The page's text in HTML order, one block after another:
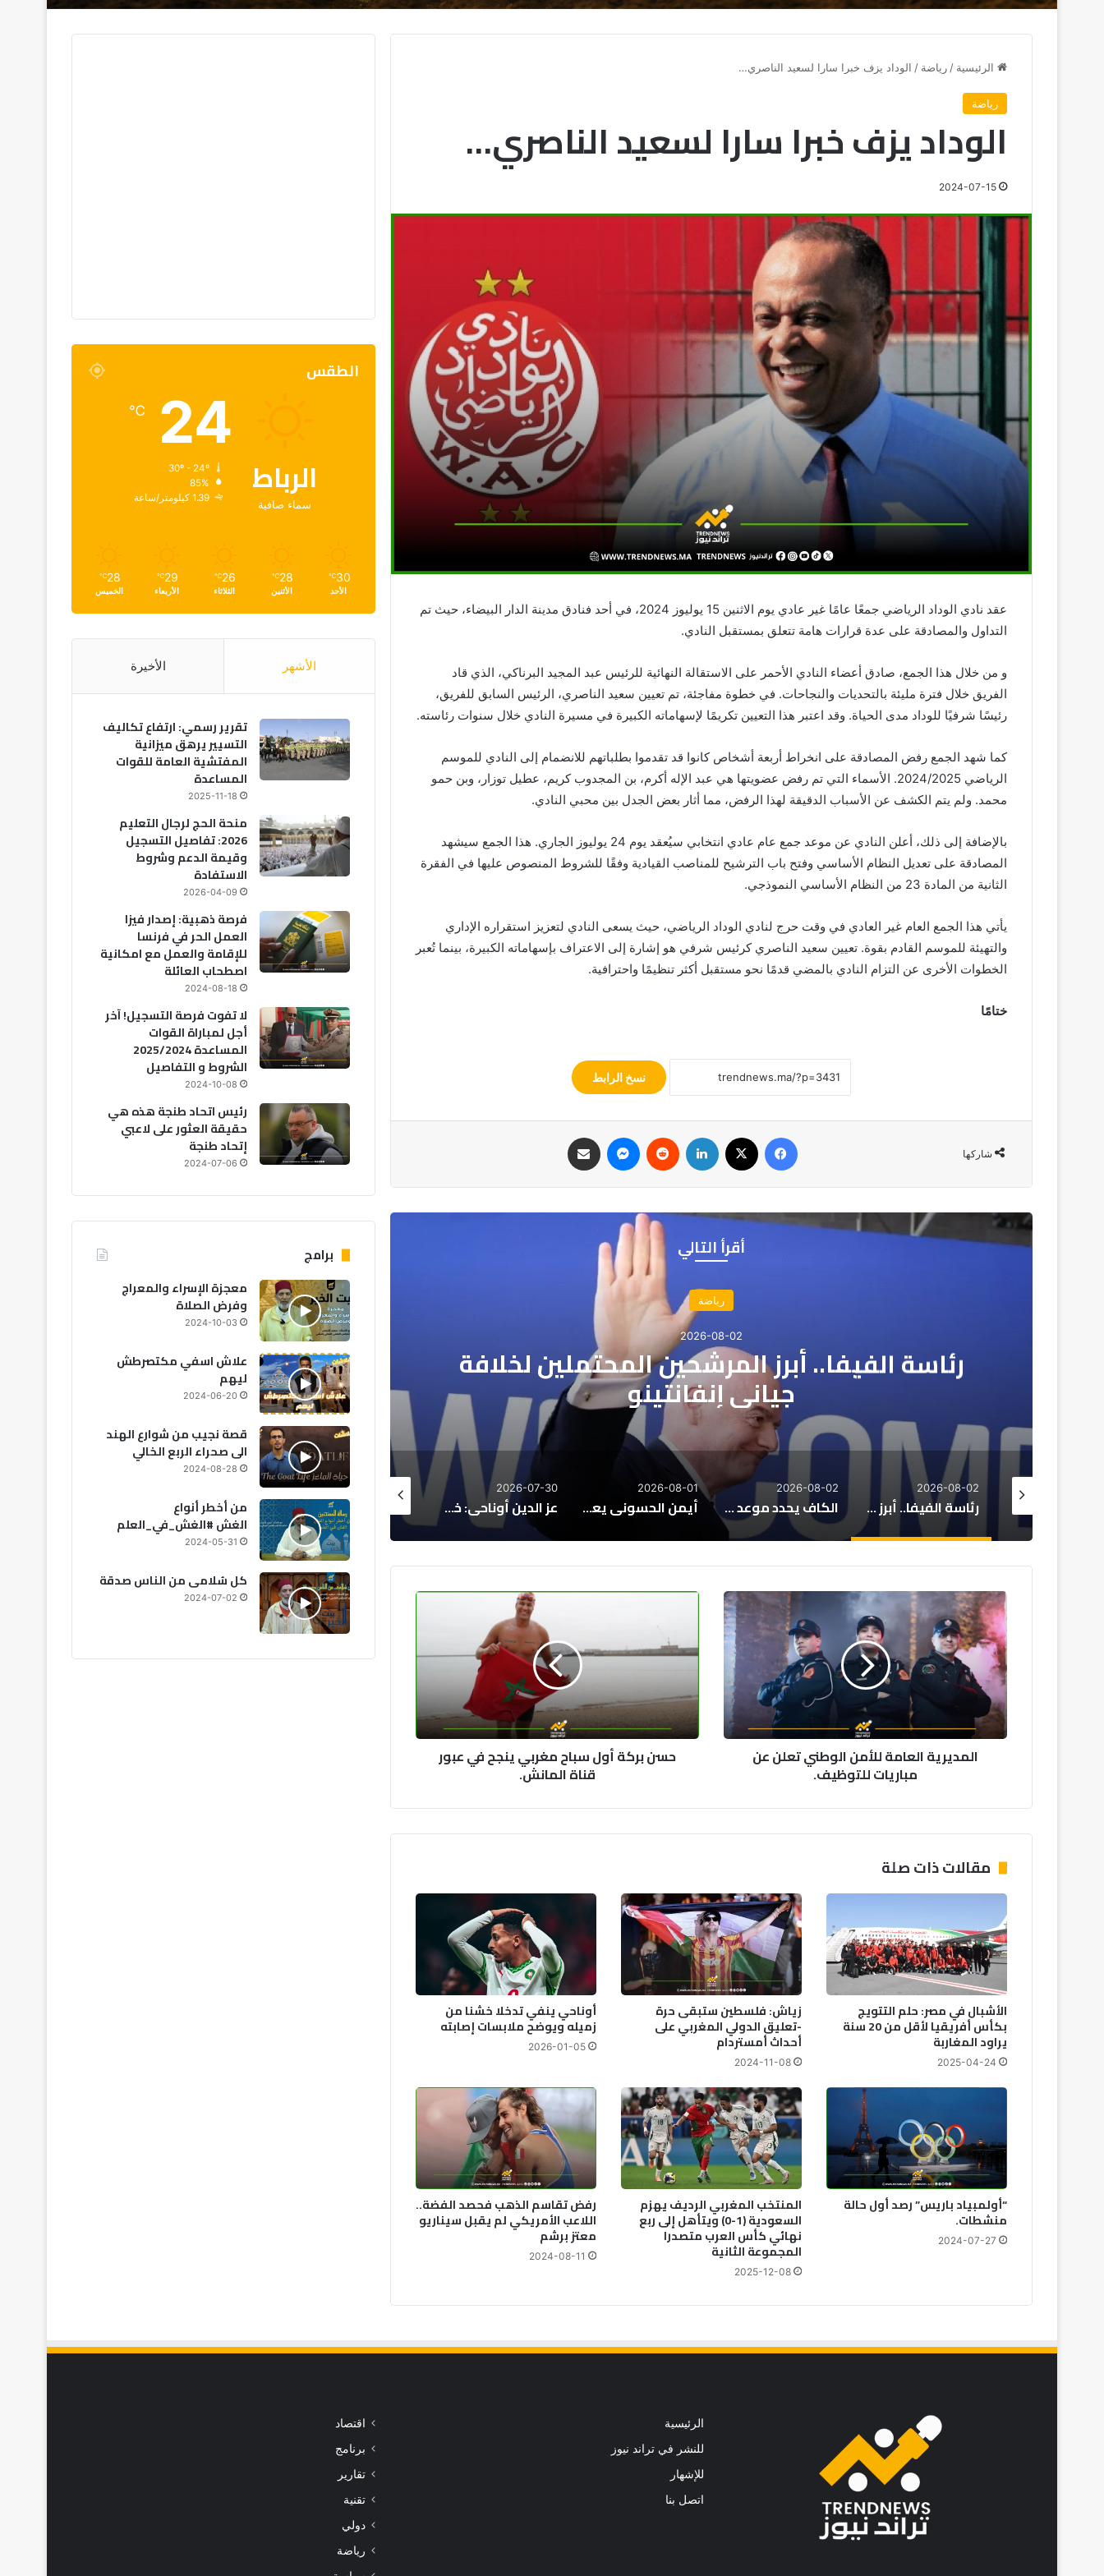
الرئيسية / رياضة / الوداد يزف خبرا سارا لسعيد الناصري…
رياضة
الوداد يزف خبرا سارا لسعيد الناصري…
2024-07-15
عقد نادي الوداد الرياضي جمعًا عامًا غير عادي يوم الاثنين 15 يوليوز 2024، في أحد فنادق مدينة الدار البيضاء، حيث تم
التداول والمصادقة على عدة قرارات هامة تتعلق بمستقبل النادي.
و من خلال هذا الجمع، صادق أعضاء النادي الأحمر على الاستقالة النهائية للرئيس عبد المجيد البرناكي، الذي قاد
الفريق خلال فترة مليئة بالتحديات والنجاحات. في خطوة مفاجئة، تم تعيين سعيد الناصري، الرئيس السابق للفريق،
رئيسًا شرفيًا للوداد مدى الحياة. وقد اعتبر هذا التعيين تكريمًا لإسهاماته الكبيرة في مسيرة النادي خلال سنوات رئاسته.
كما شهد الجمع رفض المصادقة على انخراط أربعة أشخاص كانوا قد تقدموا بطلباتهم للانضمام إلى النادي للموسم
الرياضي 2024/2025. الأسماء التي تم رفض عضويتها هي عبد الإله أكرم، بن المجدوب كريم، عطيل توزار، وبن حمو
محمد. ولم يتم الكشف عن الأسباب الدقيقة لهذا الرفض، مما أثار بعض الجدل بين محبي النادي.
بالإضافة إلى ذلك، أعلن النادي عن موعد جمع عام عادي انتخابي سيُعقد يوم 24 يوليوز الجاري. هذا الجمع سيشهد
المصادقة على تعديل النظام الأساسي وفتح باب الترشيح للمناصب القيادية وفقًا للشروط المنصوص عليها في الفقرة
الثانية من المادة 23 من النظام الأساسي النموذجي.
يأتي هذا الجمع العام غير العادي في وقت حرج لنادي الوداد الرياضي، حيث يسعى النادي لتعزيز استقراره الإداري
والتهيئة للموسم القادم بقوة. تعيين سعيد الناصري كرئيس شرفي هو إشارة إلى الاعتراف بإسهاماته الكبيرة، بينما تُعبر
الخطوات الأخرى عن التزام النادي بالمضي قدمًا نحو مستقبل أكثر تنظيمًا واحترافية.
ختامًا
نسخ الرابط
شاركها
فيسبوك لينكدإن ماسنجر
أقرأ التالي
رياضة
2026-08-02
الكاف يحدد موعد قرعة دوري أبطال إفريقيا وكأس
الكونفدرالية
أيمن الحسوني يعود إلى
رئاسة الفيفا.. أبرز المرشحين المحتملين لخلافة جياني إنفانتينو
2026-08-02
الكاف يحدد موعد قرعة دوري أبطال إفريقيا وكأس الكونفدرالية
2026-08-01
أيمن الحسوني يعود إلى الوداد الرياضي بعقد يمتد لموسم واحد
2026-07-30
عز الدين أوناحي: خطوات أخيرة نحو الاتحاد السعودي
2026-07-28
إنفانتينو يهاجم منتقدي كأس العالم: اتهامات بنشر الكراهية والروايات الزائفة
2026-07-26
المنتخب المغربي للسيدات يحقق فوزًا عريضًا على كينيا في افتتاح كأس أمم إفريقيا
2026-07-26
المديرية
العامة
للأمن
الوطني
تعلن
عن
مباريات
للتوظيف.
المديرية العامة للأمن الوطني تعلن عن
مباريات للتوظيف.
حسن
سباح
مغربي
في
عبور
قناة
المانش.حسن بركة أول سباح مغربي ينجح في عبور
قناة المانش.
مقالات ذات صلة
الأشبال في مصر: حلم التتويج
بكأس أفريقيا لأقل من 20 سنة
يراود المغاربة
2025-04-24
زياش: فلسطين ستبقى حرة
-تعليق الدولي المغربي على
أحداث أمستردام
2024-11-08
أوناحي ينفي تدخلا خشنا من
زميله ويوضح ملابسات إصابته
2026-01-05
“أولمبياد باريس” رصد أول حالة
منشطات.
2024-07-27
المنتخب المغربي الرديف يهزم
السعودية (1-0) ويتأهل إلى ربع
نهائي كأس العرب متصدرا
المجموعة الثانية
2025-12-08
رفض تقاسم الذهب فحصد الفضة..
اللاعب الأمريكي لم يقبل سيناريو
معتز برشم
2024-08-11
الطقس
الرباط
سماء صافية
24
℃
85%
1.39 كيلومتر/ساعة
30
℃
الأحد
28
℃
الأثنين
26
℃
الثلاثاء
29
℃
الأربعاء
28
℃
الخميس
الأشهر الأخيرة
تقرير رسمي: ارتفاع تكاليف
التسيير يرهق ميزانية
المفتشية العامة للقوات
المساعدة
2025-11-18
منحة الحج لرجال التعليم
2026: تفاصيل التسجيل
وقيمة الدعم وشروط
الاستفادة
2026-04-09
فرصة ذهبية: إصدار فيزا
العمل الحر في فرنسا
للإقامة والعمل مع امكانية
اصطحاب العائلة
2024-08-18
لا تفوت فرصة التسجيل! آخر
أجل لمباراة القوات
المساعدة 2025/2024
الشروط و التفاصيل
2024-10-08
رئيس اتحاد طنجة هذه هي
حقيقة العثور على لاعبي
إتحاد طنجة
2024-07-06
برامج
معجزة الإسراء والمعراج
وفرض الصلاة
2024-10-03
علاش اسفي مكتصرطش
ليهم
2024-06-20
قصة نجيب من شوارع الهند
الى صحراء الربع الخالي
2024-08-28
من أخطر أنواع
الغش #الغش_في_العلم
2024-05-31
كل سُلامى من الناس صدقة
2024-07-02
الرئيسية
للنشر في تراند نيوز
للإشهار
اتصل بنا
اقتصاد
برنامج
تقارير
تقنية
دولي
رياضة